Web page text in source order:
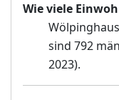
Wie viele
sind 792
2023).